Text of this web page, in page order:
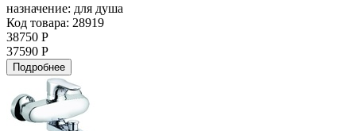
назначение: для душа
Код товара: 28919
38750 Р
37590 Р
Подробнее